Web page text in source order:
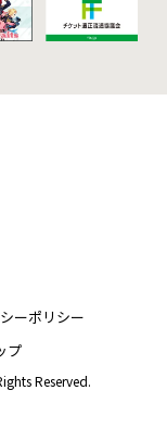
ーポリシー
プ
Reserved.